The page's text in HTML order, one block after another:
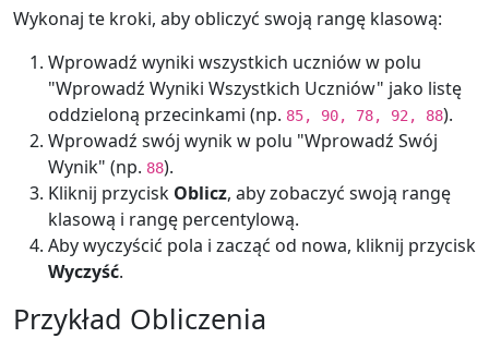
Wykonaj te kroki, aby obliczyć swoją rangę klasową:
Wprowadź wyniki wszystkich uczniów w polu
"Wprowadź Wyniki Wszystkich Uczniów" jako listę
oddzieloną przecinkami (np. 85, 90, 78, 92, 88).
Wprowadź swój wynik w polu "Wprowadź Swój
Wynik" (np. 88).
Kliknij przycisk Oblicz, aby zobaczyć swoją rangę
klasową i rangę percentylową.
Aby wyczyścić pola i zacząć od nowa, kliknij przycisk
Wyczyść.
Przykład Obliczenia